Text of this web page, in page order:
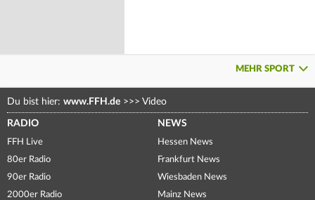
MEHR SPORT
Du bist hier: www.FFH.de >>> Video
RADIO
FFH Live
80er Radio
90er Radio
2000er Radio
NEWS
Hessen News
Frankfurt News
Wiesbaden News
Mainz News